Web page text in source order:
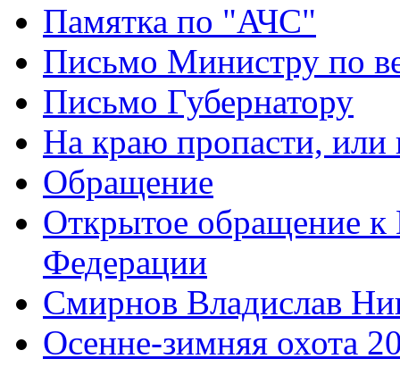
Памятка по "АЧС"
Письмо Министру по
Письмо Губернатору
На краю пропасти, или
Обращение
Открытое обращение к
Федерации
Смирнов Владислав
Осенне-зимняя охота